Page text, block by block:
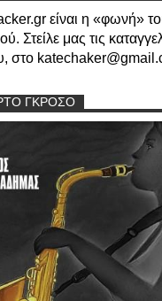
είναι η «φωνή»
Στείλε μας τις
στο
ΓΚΡΟΣΟ